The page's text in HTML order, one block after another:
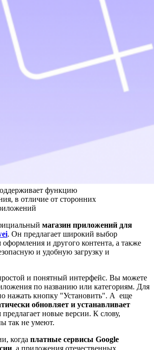
функцию
в отличие от сторонних
магазин приложений для
. Он предлагает широкий выбор
и другого контента, а также
и удобную загрузку и
и понятный интерфейс. Вы можете
по названию или категориям. Для
нажать кнопку "Установить". А еще
обновляет и устанавливает
предлагает новые версии. К слову,
так не умеют.
когда платные сервисы Google